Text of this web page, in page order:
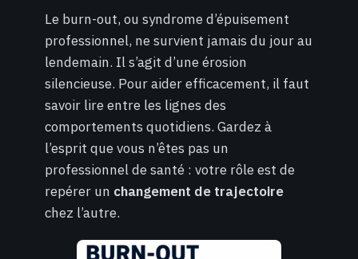
Le burn-out, ou syndrome d’épuisement
professionnel, ne survient jamais du jour au
lendemain. Il s’agit d’une érosion
silencieuse. Pour aider efficacement, il faut
savoir lire entre les lignes des
comportements quotidiens. Gardez à
l’esprit que vous n’êtes pas un
professionnel de santé : votre rôle est de
repérer un changement de trajectoire
chez l’autre.